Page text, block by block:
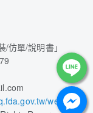
仿單/說明書」
web/